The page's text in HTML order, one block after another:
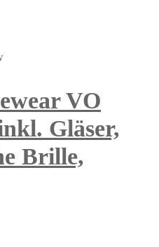
VO
Gläser,
Brille,